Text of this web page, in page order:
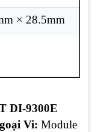
× 28.5mm
DI-9300E
Vi: Module